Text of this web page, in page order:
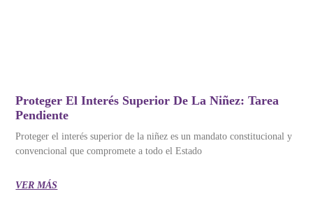
Proteger El Interés Superior De La Niñez: Tarea
Pendiente
Proteger el interés superior de la niñez es un mandato constitucional y
convencional que compromete a todo el Estado
VER MÁS